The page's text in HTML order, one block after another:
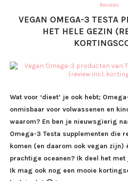
Reviews
VEGAN OMEGA-3 TESTA
HET HELE GEZIN
Wat voor ‘dieet’ je ook hebt;
onmisbaar voor volwassenen en
waarom? En ben je nieuwsgierig
Omega-3 Testa supplementen die
komen (en daarom ook vegan zijn)
prachtige oceanen? Ik deel het
Ik mag ook nog een mooie